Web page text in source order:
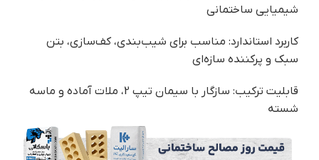
شیمیایی ساختمانی
کاربرد استاندارد: مناسب برای شیب‌بندی، کف‌سازی، بتن
سبک و پرکننده سازه‌ای
قابلیت ترکیب: سازگار با سیمان تیپ 2، ملات آماده و ماسه
شسته